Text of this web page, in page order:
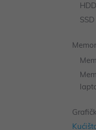
HDD
SSD